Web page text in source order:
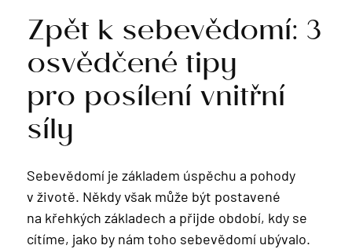
Zpět k sebevědomí: 3
osvědčené tipy
pro posílení vnitřní
síly
Sebevědomí je základem úspěchu a pohody
v životě. Někdy však může být postavené
na křehkých základech a přijde období, kdy se
cítíme, jako by nám toho sebevědomí ubývalo.